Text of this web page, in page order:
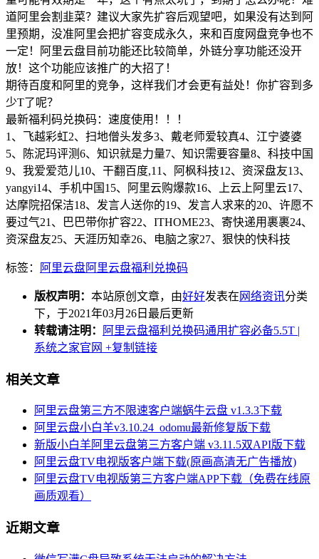
道阿里会割韭菜？建议大家先扩容后观望吧，如果没有达到阿
里预期，没准阿里会把扩容变成永久，来和百度网盘竞争也不
一定！阿里云盘目前功能还比较简单，外链分享功能还没开
放！这个功能应该推广的大招了！
期待百度和阿里的竞争，这样我们才会更有益处！你扩容到多
少T了呢？
最新福利码兑换码：速度使用！！！
1、飞越彩虹2、扫地僧头发多3、戴老师爱较真4、江宁婆婆
5、陈泥玛评测6、知识就是力量7、知识需要容量8、科技中国
9、我爱爱范儿10、干翻百度,11、阿枫科技12、资深盘友13、
yangyi14、手机中国15、阿里云购爆款16、上云上阿里云17、
达摩院招保洁18、发言人送你的19、发言人求来的20、许愿不
要过气21、巴巴带你扩容22、ITHOME23、寄快递用裹裹24、
资深盘友25、天涯历知幸26、电脑之家27、狠快的快科技
标签： 阿里云盘阿里云盘福利兑换码
版权声明： 本站原创文章，由好好发表在 网络资讯分类
下，于2021年03月26日最后更新
转载请注明：
阿里云盘福利兑换码通用扩容必备5.5T |
系统之家官网 +复制链接
相关文章
阿里云盘第三方不限速客户端蜗牛云盘 v1.3.3下载
阿里云盘小白羊v3.10.24_odomu最新修复版下载
新版小白羊阿里云盘第三方客户端 v3.11.5双API版下载
阿里云盘TV电视版客户端下载(原画高清无广告播放)
阿里云盘TV电视版第三方客户端APP下载（免费在线原
画质观看）
近期文章